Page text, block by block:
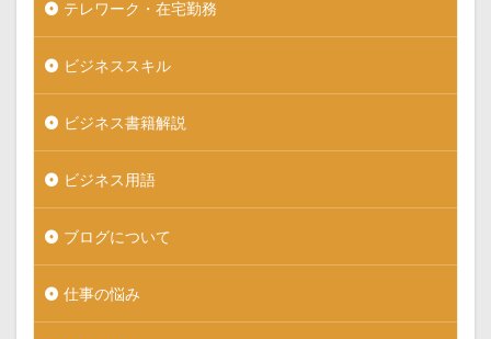
テレワーク・在宅勤務
ビジネススキル
ビジネス書籍解説
ビジネス用語
ブログについて
仕事の悩み